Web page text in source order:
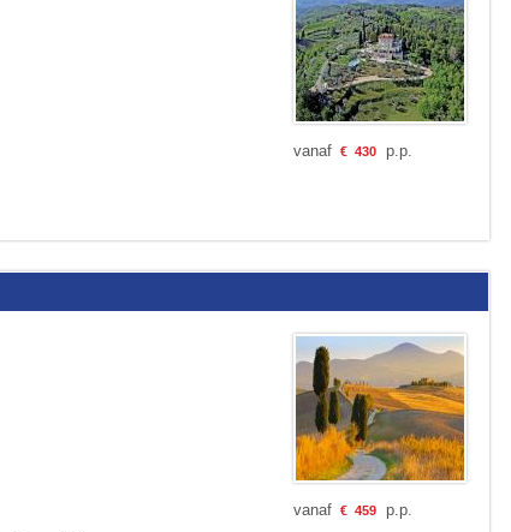
vanaf € 430p.p.
vanaf € 459p.p.